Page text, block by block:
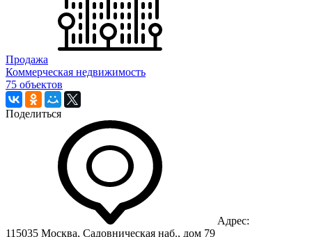
Продажа
Коммерческая недвижимость
75 объектов
Поделиться
Адрес:
115035 Москва, Садовническая наб., дом 79